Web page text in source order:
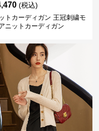
(税込)
トカーディガン 王冠刺繍モ
ニットカーディガン